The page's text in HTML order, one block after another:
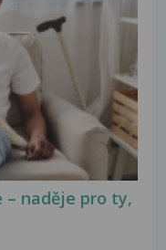
naděje pro ty,